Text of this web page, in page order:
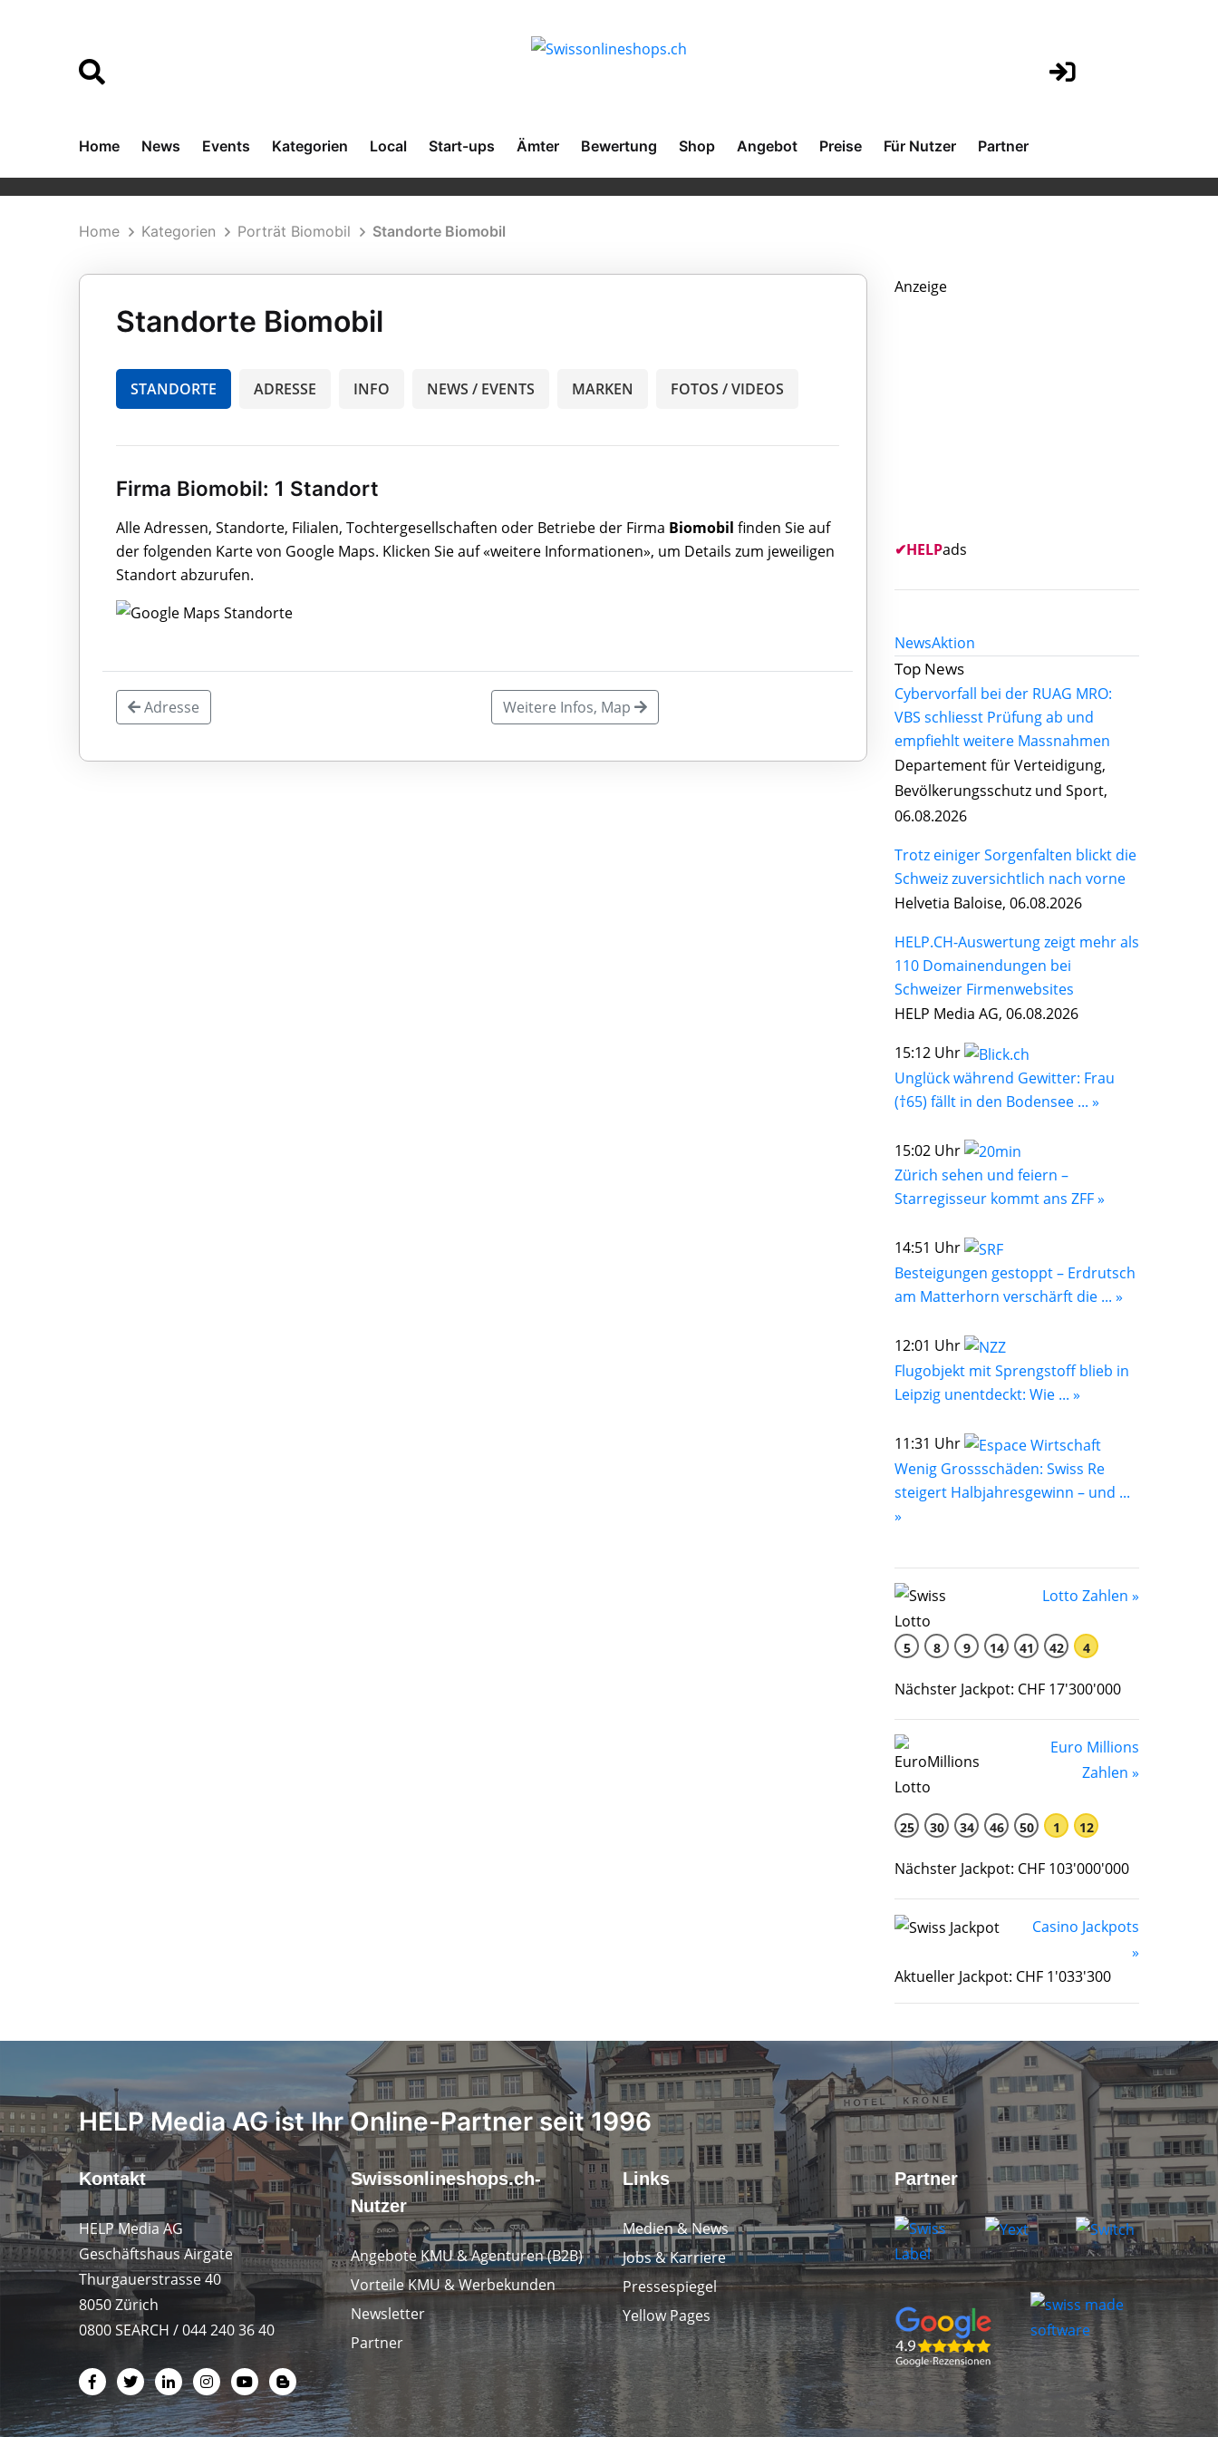
Home News Events Kategorien Local Start-ups Ämter Bewertung Shop Angebot Preise Für Nutzer Partner
Home Kategorien Porträt Biomobil Standorte Biomobil
Standorte Biomobil
STANDORTE ADRESSE INFO NEWS / EVENTS MARKEN FOTOS / VIDEOS
Firma Biomobil: 1 Standort
Alle Adressen, Standorte, Filialen, Tochtergesellschaften oder Betriebe der Firma Biomobil finden Sie auf
der folgenden Karte von Google Maps. Klicken Sie auf «weitere Informationen», um Details zum jeweiligen
Standort abzurufen.
Adresse Weitere Infos, Map
Anzeige
✔HELPads
NewsAktion
Top News
Cybervorfall bei der RUAG MRO:
VBS schliesst Prüfung ab und
empfiehlt weitere Massnahmen
Departement für Verteidigung,
Bevölkerungsschutz und Sport,
06.08.2026
Trotz einiger Sorgenfalten blickt die
Schweiz zuversichtlich nach vorne
Helvetia Baloise, 06.08.2026
HELP.CH-Auswertung zeigt mehr als
110 Domainendungen bei
Schweizer Firmenwebsites
HELP Media AG, 06.08.2026
15:12 Uhr
Unglück während Gewitter: Frau
(†65) fällt in den Bodensee ... »
15:02 Uhr
Zürich sehen und feiern –
Starregisseur kommt ans ZFF »
14:51 Uhr
Besteigungen gestoppt – Erdrutsch
am Matterhorn verschärft die ... »
12:01 Uhr
Flugobjekt mit Sprengstoff blieb in
Leipzig unentdeckt: Wie ... »
11:31 Uhr
Wenig Grossschäden: Swiss Re
steigert Halbjahresgewinn – und ...
»
Lotto Zahlen »
5 8 9 14 41 42 4
Nächster Jackpot: CHF 17'300'000
Euro Millions
Zahlen »
25 30 34 46 50 1 12
Nächster Jackpot: CHF 103'000'000
Casino Jackpots
»
Aktueller Jackpot: CHF 1'033'300
HELP Media AG ist Ihr Online-Partner seit 1996
Kontakt
HELP Media AG
Geschäftshaus Airgate
Thurgauerstrasse 40
8050 Zürich
0800 SEARCH / 044 240 36 40
Swissonlineshops.ch-
Nutzer
Angebote KMU & Agenturen (B2B)
Vorteile KMU & Werbekunden
Newsletter
Partner
Links
Medien & News
Jobs & Karriere
Pressespiegel
Yellow Pages
Partner